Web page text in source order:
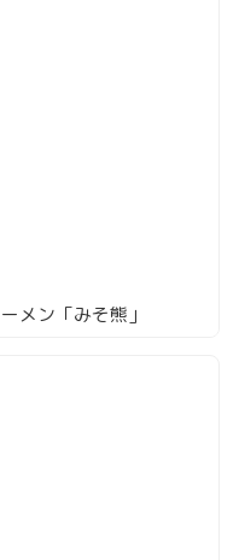
メン「みそ熊」